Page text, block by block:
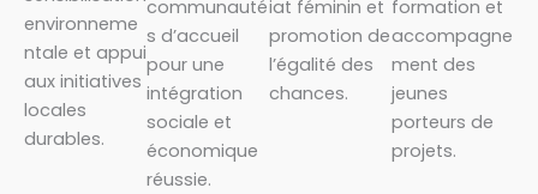
environneme
ntale et appui
aux initiatives
locales
durables.
communauté
s d’accueil
pour une
intégration
sociale et
économique
réussie.
iat féminin et
promotion de
l’égalité des
chances.
formation et
accompagne
ment des
jeunes
porteurs de
projets.